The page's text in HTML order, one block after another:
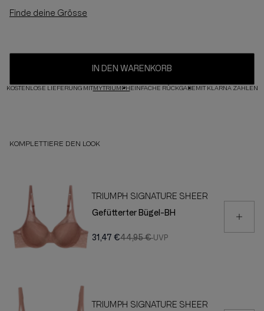
Finde deine Grösse
IN DEN WARENKORB
KOSTENLOSE LIEFERUNG MITMYTRIUMPHEINFACHE RÜCKGABEMIT KLARNA ZAHLEN
KOMPLETTIERE DEN LOOK
TRIUMPH SIGNATURE SHEER
Gefütterter Bügel-BH
31,47 €44,95 €
TRIUMPH SIGNATURE SHEER